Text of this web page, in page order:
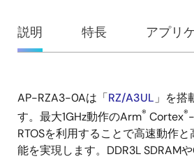
概
要
説明 特長 アプリ
説
明
AP-RZA3-0Aは「RZ/A3UL 」を搭
す。最大1GHz動作のArm® Cortex®
RTOSを利用することで高速動作
能を実現します。DDR3L SDRAM